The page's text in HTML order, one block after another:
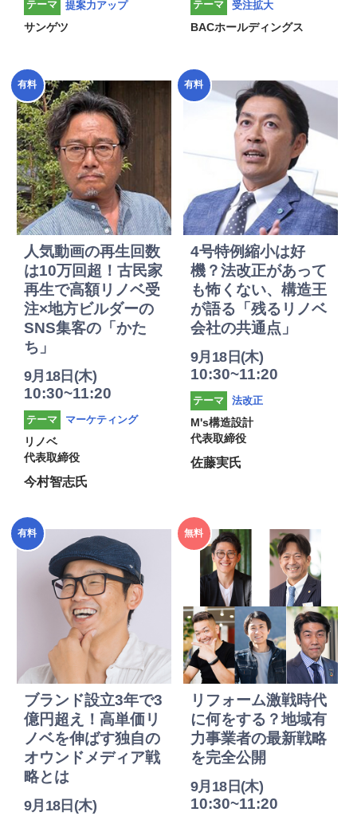
テーマ
提案力アップ
サンゲツ
テーマ
受注拡大
BACホールディングス
2025年
度
有料
人気動画の再生回数
は10万回超！古民家
再生で高額リノベ受
注×地方ビルダーの
SNS集客の「かた
ち」
9月18日(木)
10:30~11:20
テーマ
マーケティング
リノベ
代表取締役
今村智志氏
2025年
度
有料
4号特例縮小は好
機？法改正があって
も怖くない、構造王
が語る「残るリノベ
会社の共通点」
9月18日(木)
10:30~11:20
テーマ
法改正
M's構造設計
代表取締役
佐藤実氏
2025年
度
有料
ブランド設立3年で3
億円超え！高単価リ
ノベを伸ばす独自の
オウンドメディア戦
略とは
9月18日(木)
2025年
度
無料
リフォーム激戦時代
に何をする？地域有
力事業者の最新戦略
を完全公開
9月18日(木)
10:30~11:20